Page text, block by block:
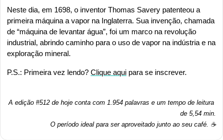
Neste dia, em 1698, o inventor Thomas Savery patenteou a
primeira máquina a vapor na Inglaterra. Sua invenção, chamada
de “máquina de levantar água”, foi um marco na revolução
industrial, abrindo caminho para o uso de vapor na indústria e na
exploração mineral.
P.S.: Primeira vez lendo? Clique aqui para se inscrever.
A edição #512 de hoje conta com 1.954 palavras e um tempo de leitura
de 5,54 min.
O período ideal para ser aproveitado junto ao seu café. ☕